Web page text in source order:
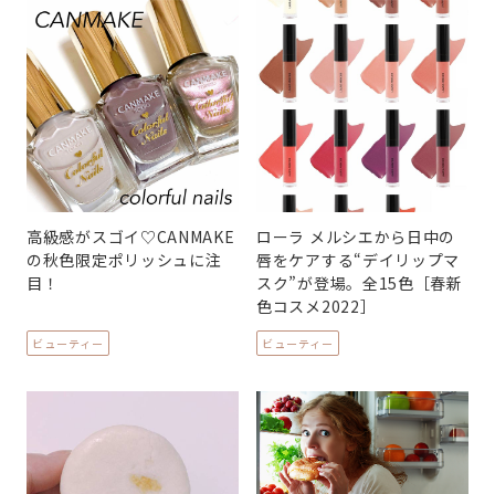
高級感がスゴイ♡CANMAKE
の秋色限定ポリッシュに注
目！
ビューティー
ローラ メルシエから日中の
唇をケアする“デイリップマ
スク”が登場。全15色［春新
色コスメ2022］
ビューティー